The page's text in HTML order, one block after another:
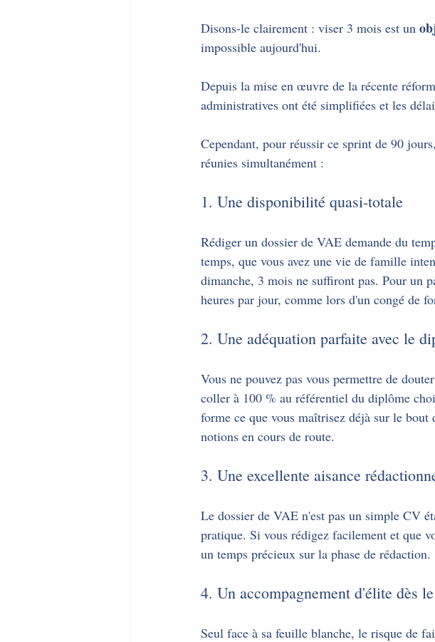
Disons-le clairement : viser 3 mois est un
impossible aujourd'hui.
Depuis la mise en œuvre de la récente
administratives ont été simplifiées et les
Cependant, pour réussir ce sprint de 90
réunies simultanément :
1. Une disponibilité quasi-totale
Rédiger un dossier de VAE demande du
temps, que vous avez une vie de famille
dimanche, 3 mois ne suffiront pas. Pour un
heures par jour, comme lors d'un congé de
2. Une adéquation parfaite avec le
Vous ne pouvez pas vous permettre de
coller à 100 % au référentiel du diplôme
forme ce que vous maîtrisez déjà sur le
notions en cours de route.
3. Une excellente aisance
Le dossier de VAE n'est pas un simple CV
pratique. Si vous rédigez facilement et que
un temps précieux sur la phase de rédaction.
4. Un accompagnement d'élite dès
Seul face à sa feuille blanche, le risque de